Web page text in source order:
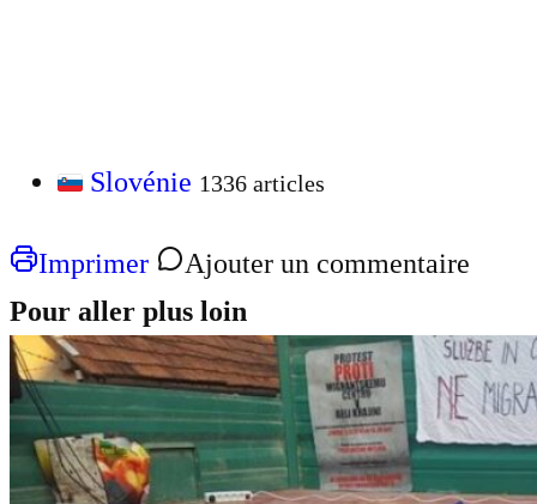
Slovénie 1336 articles
Imprimer
Ajouter un commentaire
Pour aller plus loin